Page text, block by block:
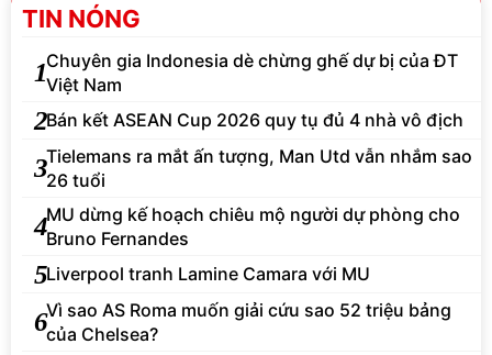
TIN NÓNG
1Chuyên gia Indonesia dè chừng ghế dự bị của ĐT
Việt Nam
2Bán kết ASEAN Cup 2026 quy tụ đủ 4 nhà vô địch
3Tielemans ra mắt ấn tượng, Man Utd vẫn nhắm sao
26 tuổi
4MU dừng kế hoạch chiêu mộ người dự phòng cho
Bruno Fernandes
5Liverpool tranh Lamine Camara với MU
6Vì sao AS Roma muốn giải cứu sao 52 triệu bảng
của Chelsea?